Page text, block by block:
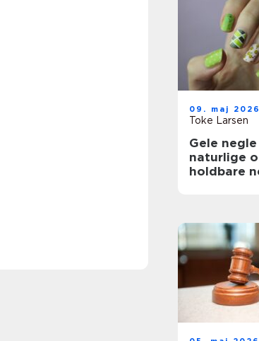
09. maj 2026
Toke Larsen
Gele negle stærke,
naturlige
holdbare